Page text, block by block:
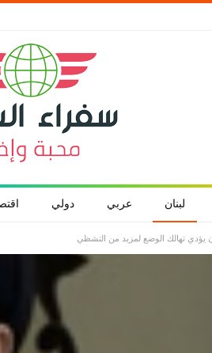
لبنان عربي دولي
يؤدي تهالك الوضع لمزيد من التشظي